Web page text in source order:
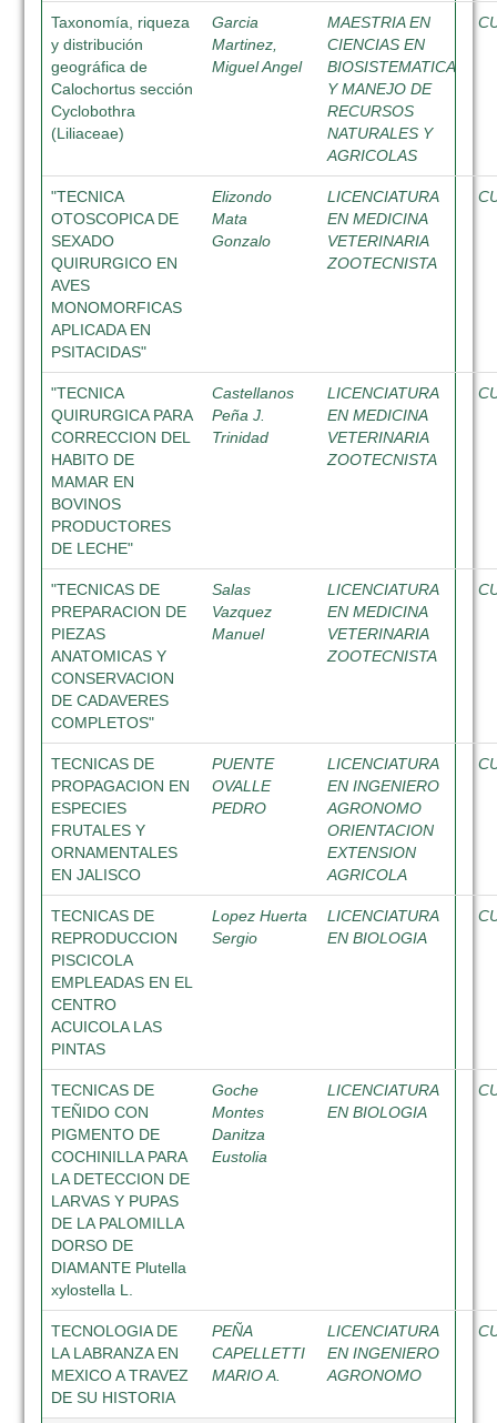
Taxonomía, riqueza
y distribución
geográfica de
Calochortus sección
Cyclobothra
(Liliaceae)
Garcia
Martinez,
Miguel Angel
MAESTRIA EN
CIENCIAS EN
BIOSISTEMATICA
Y MANEJO DE
RECURSOS
NATURALES Y
AGRICOLAS
"TECNICA
OTOSCOPICA DE
SEXADO
QUIRURGICO EN
AVES
MONOMORFICAS
APLICADA EN
PSITACIDAS"
Elizondo
Mata
Gonzalo
LICENCIATURA
EN MEDICINA
VETERINARIA
ZOOTECNISTA
"TECNICA
QUIRURGICA PARA
CORRECCION DEL
HABITO DE
MAMAR EN
BOVINOS
PRODUCTORES
DE LECHE"
Castellanos
Peña J.
Trinidad
LICENCIATURA
EN MEDICINA
VETERINARIA
ZOOTECNISTA
"TECNICAS DE
PREPARACION DE
PIEZAS
ANATOMICAS Y
CONSERVACION
DE CADAVERES
COMPLETOS"
Salas
Vazquez
Manuel
LICENCIATURA
EN MEDICINA
VETERINARIA
ZOOTECNISTA
TECNICAS DE
PROPAGACION EN
ESPECIES
FRUTALES Y
ORNAMENTALES
EN JALISCO
PUENTE
OVALLE
PEDRO
LICENCIATURA
EN INGENIERO
AGRONOMO
ORIENTACION
EXTENSION
AGRICOLA
TECNICAS DE
REPRODUCCION
PISCICOLA
EMPLEADAS EN EL
CENTRO
ACUICOLA LAS
PINTAS
Lopez Huerta
Sergio
LICENCIATURA
EN BIOLOGIA
TECNICAS DE
TEÑIDO CON
PIGMENTO DE
COCHINILLA PARA
LA DETECCION DE
LARVAS Y PUPAS
DE LA PALOMILLA
DORSO DE
DIAMANTE Plutella
xylostella L.
Goche
Montes
Danitza
Eustolia
LICENCIATURA
EN BIOLOGIA
TECNOLOGIA DE
LA LABRANZA EN
MEXICO A TRAVEZ
DE SU HISTORIA
PEÑA
CAPELLETTI
MARIO A.
LICENCIATURA
EN INGENIERO
AGRONOMO